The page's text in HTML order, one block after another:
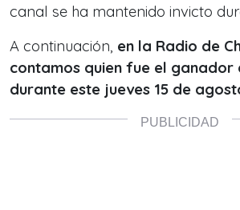
canal se ha mantenido invicto
A continuación, en la Radio de
contamos quien fue el ganador
durante este jueves 15 de